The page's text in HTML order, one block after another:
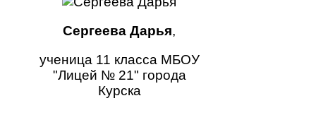
Сергеева Дарья,
ученица 11 класса МБОУ
"Лицей № 21" города
Курска